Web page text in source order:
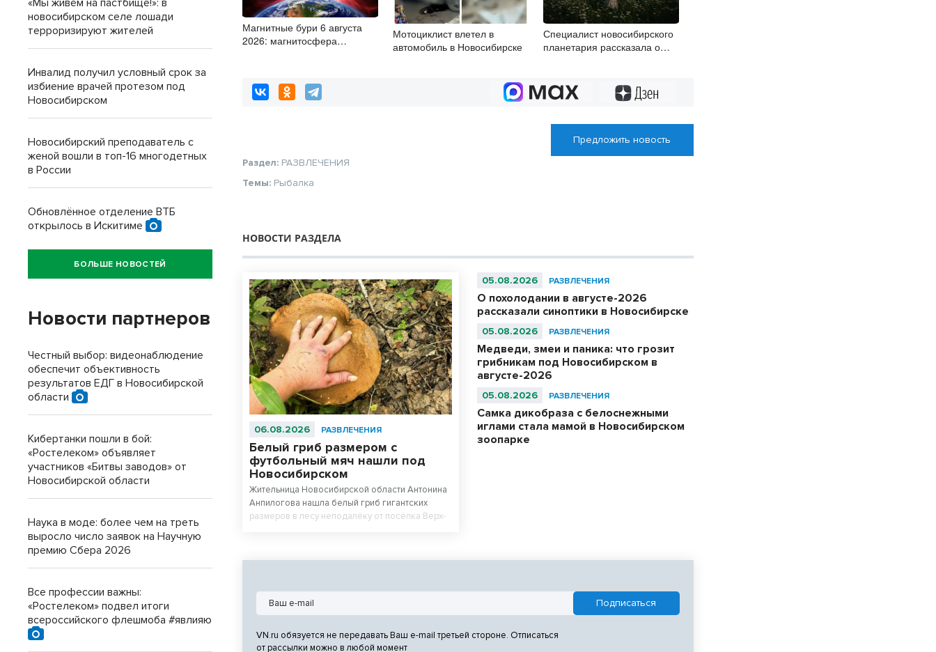
Магнитные бури 6 августа
2026: магнитосфера
Мотоциклист влетел в
автомобиль в Новосибирске
Специалист новосибирского
планетария рассказала о
Предложить новость
Раздел: РАЗВЛЕЧЕНИЯ
Темы: Рыбалка
НОВОСТИ РАЗДЕЛА
06.08.2026 РАЗВЛЕЧЕНИЯ
Белый гриб размером с
футбольный мяч нашли под
Новосибирском
Жительница Новосибирской области Антонина
Анпилогова нашла белый гриб гигантских
размеров в лесу неподалёку от посёлка Верх-
05.08.2026 РАЗВЛЕЧЕНИЯ
О похолодании в августе-2026
рассказали синоптики в Новосибирске
05.08.2026 РАЗВЛЕЧЕНИЯ
Медведи, змеи и паника: что грозит
грибникам под Новосибирском в
августе-2026
05.08.2026 РАЗВЛЕЧЕНИЯ
Самка дикобраза с белоснежными
иглами стала мамой в Новосибирском
зоопарке
VN.ru обязуется не передавать Ваш e-mail третьей стороне. Отписаться
от рассылки можно в любой момент
«Мы живём на пастбище!»: в
новосибирском селе лошади
терроризируют жителей
Инвалид получил условный срок за
избиение врачей протезом под
Новосибирском
Новосибирский преподаватель с
женой вошли в топ-16 многодетных
в России
Обновлённое отделение ВТБ
открылось в Искитиме
БОЛЬШЕ НОВОСТЕЙ
Новости партнеров
Честный выбор: видеонаблюдение
обеспечит объективность
результатов ЕДГ в Новосибирской
области
Кибертанки пошли в бой:
«Ростелеком» объявляет
участников «Битвы заводов» от
Новосибирской области
Наука в моде: более чем на треть
выросло число заявок на Научную
премию Сбера 2026
Все профессии важны:
«Ростелеком» подвел итоги
всероссийского флешмоба #явлияю